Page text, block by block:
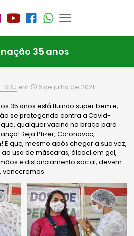
35 anos
SBU em 6 de julho de 2021
35 anos está fluindo super bem e,
se protegendo contra a Covid-
qualquer vacina no braço para
Seja Pfizer, Coronavac,
E que, mesmo após chegar a sua vez,
uso de máscaras, álcool em gel,
e distanciamento social, devem
venceremos!